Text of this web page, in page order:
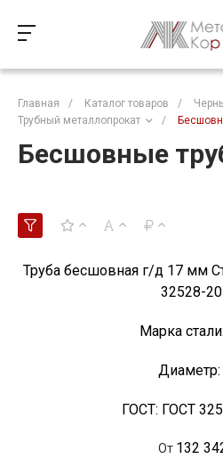
Главная / Каталог товаров /
Трубный металлопрокат
/
Бесшовные
Труба бесшовная г/д 17 мм
32528-
Марка стали:
Диаметр:
ГОСТ: ГОСТ
От 132